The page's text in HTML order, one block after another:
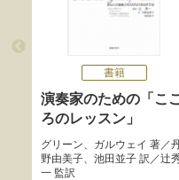
書籍
演奏家のための「ここ
ろのレッスン」
グリーン、 ガルウェイ 著／
野由美子、 池田並子訳／辻
一監訳